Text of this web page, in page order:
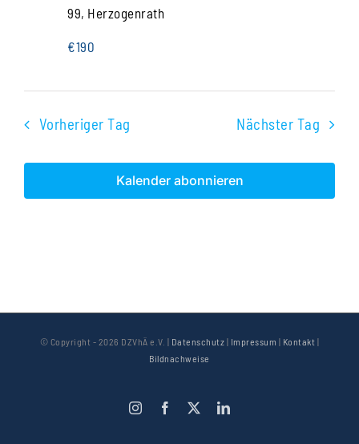
99, Herzogenrath
€190
Vorheriger Tag Nächster Tag
Kalender abonnieren
© Copyright - 2026 DZVhÄ e.V. | Datenschutz | Impressum | Kontakt |
Bildnachweise
InstagramFacebook LinkedIn